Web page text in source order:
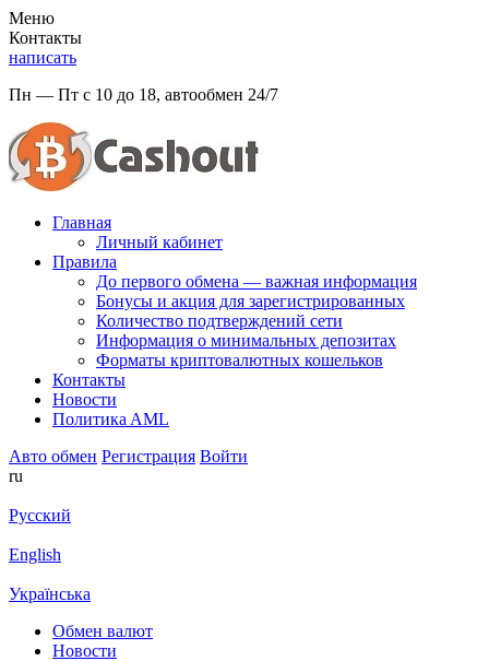
Меню
Контакты
написать
Пн — Пт с 10 до 18, автообмен 24/7
Главная
Личный кабинет
Правила
До первого обмена — важная информация
Бонусы и акция для зарегистрированных
Количество подтверждений сети
Информация о минимальных депозитах
Форматы криптовалютных кошельков
Контакты
Новости
Политикa AML
Авто обмен Регистрация Войти
ru
Русский
English
Українська
Обмен валют
Новости